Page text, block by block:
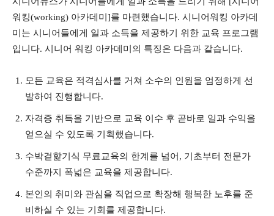
워킹(working) 아카데미]를 마련했습니다. 시니어워킹 아카데
미는 시니어들에게 일과 소득을 제공하기 위한 교육 프로그램
입니다. 시니어 워킹 아카데미의 특징은 다음과 같습니다.
모든 교육은 적격심사를 거쳐 소수의 인원을 엄정하게 선
발하여 진행합니다.
자격증 취득을 기반으로 교육 이수 후 곧바로 일과 수익을
얻으실 수 있도록 기획했습니다.
수박겉핥기식 무료교육의 한계를 넘어, 기초부터 전문가
수준까지 폭넓은 교육을 제공합니다.
본인의 취미와 관심을 직업으로 확장해 행복한 노후를 준
비하실 수 있는 기회를 제공합니다.